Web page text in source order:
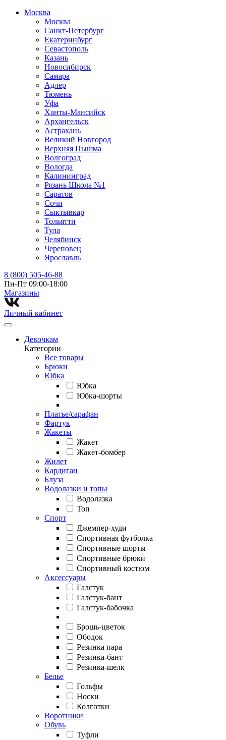
Москва
Москва
Санкт-Петербург
Екатеринбург
Севастополь
Казань
Новосибирск
Самара
Адлер
Тюмень
Уфа
Ханты-Мансийск
Архангельск
Астрахань
Великий Новгород
Верхняя Пышма
Волгоград
Вологда
Калининград
Рязань Школа №1
Саратов
Сочи
Сыктывкар
Тольятти
Тула
Челябинск
Череповец
Ярославль
8 (800) 505-46-88
Пн-Пт 09:00-18:00
Магазины⁠
Личный кабинет
Девочкам
Категории
Все товары
Брюки
Юбка
Юбка
Юбка-шорты
Платье/сарафан
Фартук
Жакеты
Жакет
Жакет-бомбер
Жилет
Кардиган
Блуза
Водолазки и топы
Водолазка
Топ
Спорт
Джемпер-худи
Спортивная футболка
Спортивные шорты
Спортивные брюки
Спортивный костюм
Аксессуары
Галстук
Галстук-бант
Галстук-бабочка
Брошь-цветок
Ободок
Резинка пара
Резинка-бант
Резинка-шелк
Белье
Гольфы
Носки
Колготки
Воротники
Обувь
Туфли